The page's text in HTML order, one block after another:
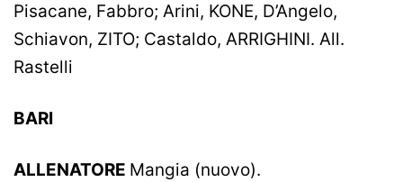
Pisacane, Fabbro; Arini, KONE, D’Angelo,
Schiavon, ZITO; Castaldo, ARRIGHINI. All.
Rastelli
BARI
ALLENATORE Mangia (nuovo).